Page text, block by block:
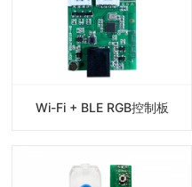
Wi-Fi + BLE RGB控制板